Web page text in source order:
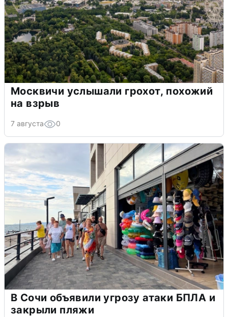
Москвичи услышали грохот, похожий
на взрыв
7 августа 0
В Сочи объявили угрозу атаки БПЛА и
закрыли пляжи